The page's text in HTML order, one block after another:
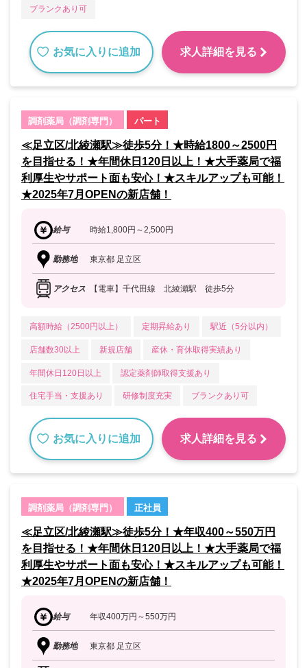
ブランクあり可
お気に入りに追加 求人詳細を見る
調剤薬局（調剤専門） パート
≪足立区/北綾瀬駅≫徒歩5分！★時給1800～2500円
を目指せる！★年間休日120日以上！★大手薬局で福
利厚生やサポート面も安心！★スキルアップも可能！
★2025年7月OPENの新店舗！
給与 時給1,800円～2,500円
勤務地 東京都 足立区
アクセス 【電車】千代田線 北綾瀬駅 徒歩5分
高額時給（2500円以上） 定期昇給あり 駅近（5分以内）
店舗数30以上 新規店舗 産休・育休取得実績あり
年間休日120日以上 認定薬剤師取得支援あり
住宅手当・支援あり 研修制度充実 ブランクあり可
お気に入りに追加 求人詳細を見る
調剤薬局（調剤専門） 正社員
≪足立区/北綾瀬駅≫徒歩5分！★年収400～550万円
を目指せる！★年間休日120日以上！★大手薬局で福
利厚生やサポート面も安心！★スキルアップも可能！
★2025年7月OPENの新店舗！
給与 年収400万円～550万円
勤務地 東京都 足立区